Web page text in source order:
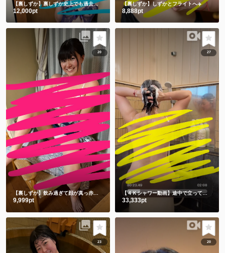
【裏しずか】裏しずか史上でも過去一を争う攻めすぎ写真集😂㊙️
12,000pt
【裏しずか】しずかとフライトへ✈️
8,888pt
20
【裏しずか】飲み過ぎて顔が真っ赤な浴衣しずかです
9,999pt
27
【４Ｋシャワー動画】途中で立ってごめんなさい🙇‍♀️撮影忘れてました🫣
33,333pt
23 20